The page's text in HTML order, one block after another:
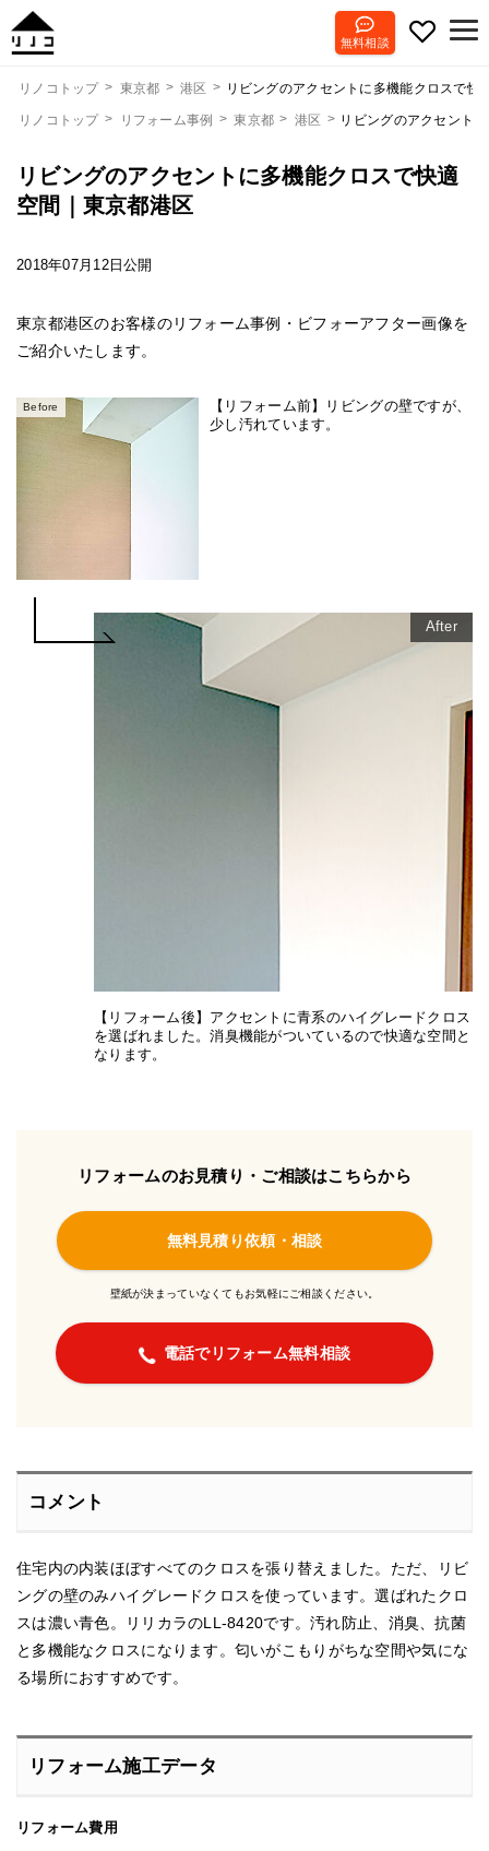
無料相談
リノコトップ 東京都 港区 リビングのアクセントに多機能クロスで快
リノコトップ リフォーム事例 東京都 港区 リビングのアクセント
リビングのアクセントに多機能クロスで快適
空間｜東京都港区
2018年07月12日公開
東京都港区のお客様のリフォーム事例・ビフォーアフター画像を
ご紹介いたします。
Before
【リフォーム前】リビングの壁ですが、
少し汚れています。
After
【リフォーム後】アクセントに青系のハイグレードクロス
を選ばれました。消臭機能がついているので快適な空間と
なります。
リフォームのお見積り・ご相談はこちらから
無料見積り依頼・相談
壁紙が決まっていなくてもお気軽にご相談ください。
電話でリフォーム無料相談
コメント
住宅内の内装ほぼすべてのクロスを張り替えました。ただ、リビ
ングの壁のみハイグレードクロスを使っています。選ばれたクロ
スは濃い青色。リリカラのLL-8420です。汚れ防止、消臭、抗菌
と多機能なクロスになります。匂いがこもりがちな空間や気にな
る場所におすすめです。
リフォーム施工データ
リフォーム費用